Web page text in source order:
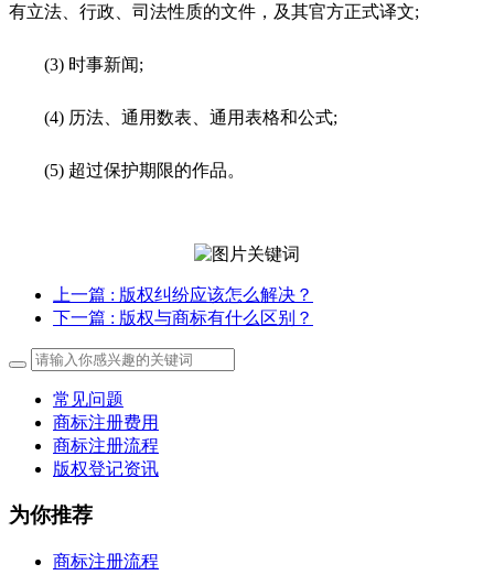
有立法、行政、司法性质的文件，及其官方正式译文;
(3) 时事新闻;
(4) 历法、通用数表、通用表格和公式;
(5) 超过保护期限的作品。
上一篇 : 版权纠纷应该怎么解决？
下一篇 : 版权与商标有什么区别？
常见问题
商标注册费用
商标注册流程
版权登记资讯
为你推荐
商标注册流程